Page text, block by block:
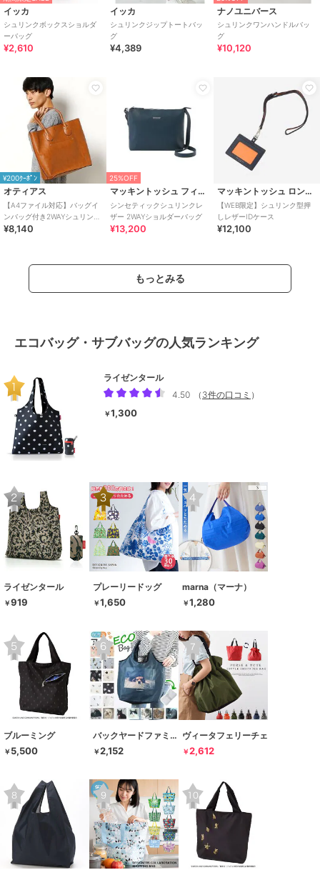
イッカ
シュリンクボックスショルダ
ーバッグ
¥2,610
イッカ
シュリンクジップトートバッ
グ
¥4,389
ナノユニバース
シュリンクワンハンドルバッ
グ
¥10,120
¥200ｸｰﾎﾟﾝ
オティアス
【A4ファイル対応】バッグイ
ンバッグ付き2WAYシュリンク
レザータイプ合皮トートバッ
¥8,140
25%OFF
マッキントッシュ フィロソフィー
シンセティックシュリンクレ
ザー 2WAYショルダーバッグ
¥13,200
マッキントッシュ ロンドン
【WEB限定】シュリンク型押
しレザーIDケース
¥12,100
もっとみる
エコバッグ・サブバッグの人気ランキング
ライゼンタール
4.50
（ 3件の口コミ ）
￥1,300
ライゼンタール
￥919
プレーリードッグ
￥1,650
marna（マーナ）
￥1,280
ブルーミング
￥ 5,500
バックヤードファミリー
￥2,152
ヴィータフェリーチェ
￥2,612